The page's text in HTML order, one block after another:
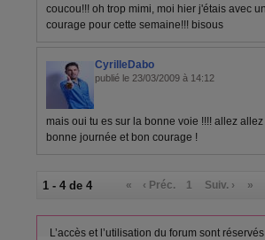
coucou!!! oh trop mimi, moi hier j'étais avec
courage pour cette semaine!!! bisous
CyrilleDabo
publié le 23/03/2009 à 14:12
mais oui tu es sur la bonne voie !!!! allez allez
bonne journée et bon courage !
1 - 4 de 4 « ‹ Préc. 1 Suiv. › »
L’accès et l’utilisation du forum sont